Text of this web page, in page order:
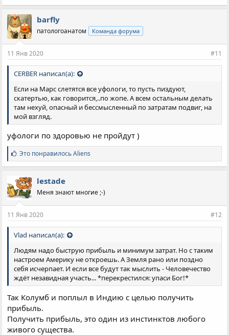
barfly
патологоанатом Команда форума
11 Янв 2020 #11
CERBER написал(а):
Если на Марс слетятся все уфологи, то пусть пиздуют,
скатертью, как говорится,..по жопе. А всем остальным делать
там нехуй, опасный и бессмысленный по затратам подвиг, на
мой взгляд.
уфологи по здоровью не пройдут )
С
и
м
п
а
т
и
:
Это понравилосьAliens
lestade
Меня знают многие ;-)
11 Янв 2020 #12
Vlad написал(а):
Людям надо быструю прибыль и минимум затрат. Но с таким
настроем Америку не откроешь. А Земля рано или поздно
себя исчерпает. И если все будут так мыслить - Человечество
ждёт незавидная участь... *перекрестился: упаси Бог!*
Так Колумб и поплыл в Индию с целью получить
прибыль.
Получить прибыль, это один из инстинктов любого
живого существа.